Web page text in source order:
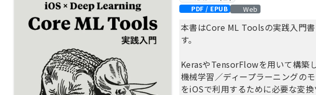
PDF / EPUB Web
本書はCore ML Toolsの実践入門
す。
KerasやTensorFlowを用いて構築
機械学習／ディープラーニングの
をiOSで利用するために必要な変換